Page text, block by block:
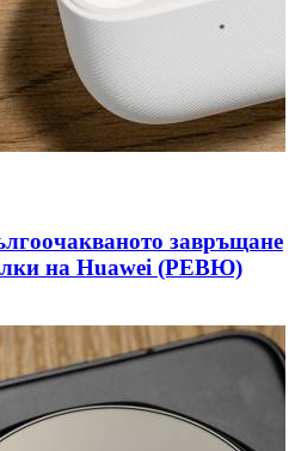
завръщане
на Huawei (РЕВЮ)